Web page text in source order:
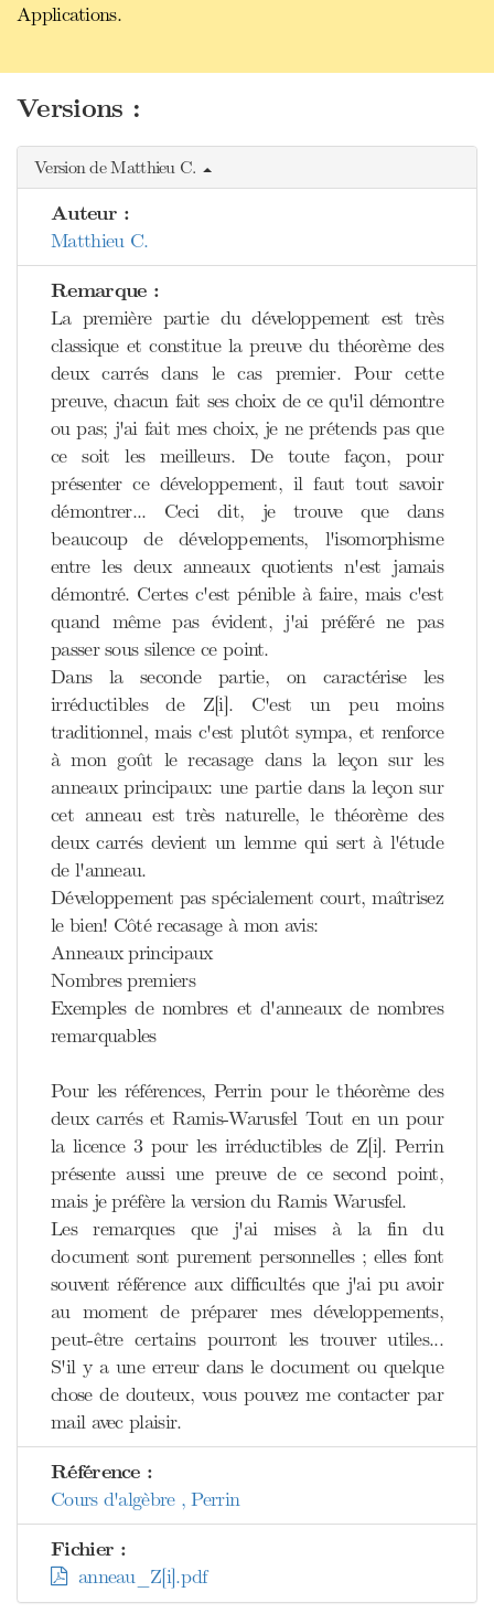
Applications.
Versions :
Version de Matthieu C.
Auteur :
Matthieu C.
Remarque :
La première partie du développement est très
classique et constitue la preuve du théorème des
deux carrés dans le cas premier. Pour cette
preuve, chacun fait ses choix de ce qu'il démontre
ou pas; j'ai fait mes choix, je ne prétends pas que
ce soit les meilleurs. De toute façon, pour
présenter ce développement, il faut tout savoir
démontrer... Ceci dit, je trouve que dans
beaucoup de développements, l'isomorphisme
entre les deux anneaux quotients n'est jamais
démontré. Certes c'est pénible à faire, mais c'est
quand même pas évident, j'ai préféré ne pas
passer sous silence ce point.
Dans la seconde partie, on caractérise les
irréductibles de Z[i]. C'est un peu moins
traditionnel, mais c'est plutôt sympa, et renforce
à mon goût le recasage dans la leçon sur les
anneaux principaux: une partie dans la leçon sur
cet anneau est très naturelle, le théorème des
deux carrés devient un lemme qui sert à l'étude
de l'anneau.
Développement pas spécialement court, maîtrisez
le bien! Côté recasage à mon avis:
Anneaux principaux
Nombres premiers
Exemples de nombres et d'anneaux de nombres
remarquables
Pour les références, Perrin pour le théorème des
deux carrés et Ramis-Warusfel Tout en un pour
la licence 3 pour les irréductibles de Z[i]. Perrin
présente aussi une preuve de ce second point,
mais je préfère la version du Ramis Warusfel.
Les remarques que j'ai mises à la fin du
document sont purement personnelles ; elles font
souvent référence aux difficultés que j'ai pu avoir
au moment de préparer mes développements,
peut-être certains pourront les trouver utiles...
S'il y a une erreur dans le document ou quelque
chose de douteux, vous pouvez me contacter par
mail avec plaisir.
Référence :
Cours d'algèbre , Perrin
Fichier :
anneau_Z[i].pdf